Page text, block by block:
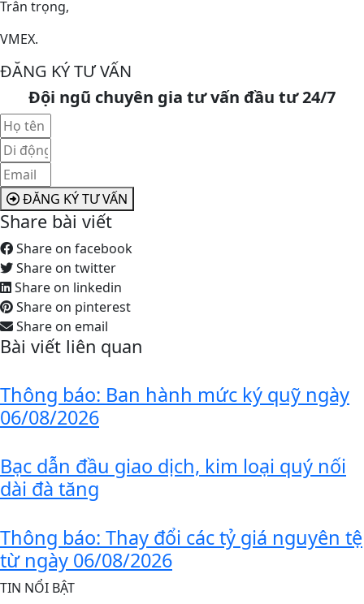
Trân trọng,
VMEX.
ĐĂNG KÝ TƯ VẤN
Đội ngũ chuyên gia tư vấn đầu tư 24/7
ĐĂNG KÝ TƯ VẤN
Share bài viết
Share on facebook
Share on twitter
Share on linkedin
Share on pinterest
Share on email
Bài viết liên quan
Thông báo: Ban hành mức ký quỹ ngày
06/08/2026
Bạc dẫn đầu giao dịch, kim loại quý nối
dài đà tăng
Thông báo: Thay đổi các tỷ giá nguyên tệ
từ ngày 06/08/2026
TIN NỔI BẬT